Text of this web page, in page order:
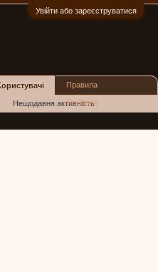
Увійти або зареєструватися
Нещодавня активність
Правила
Реклама